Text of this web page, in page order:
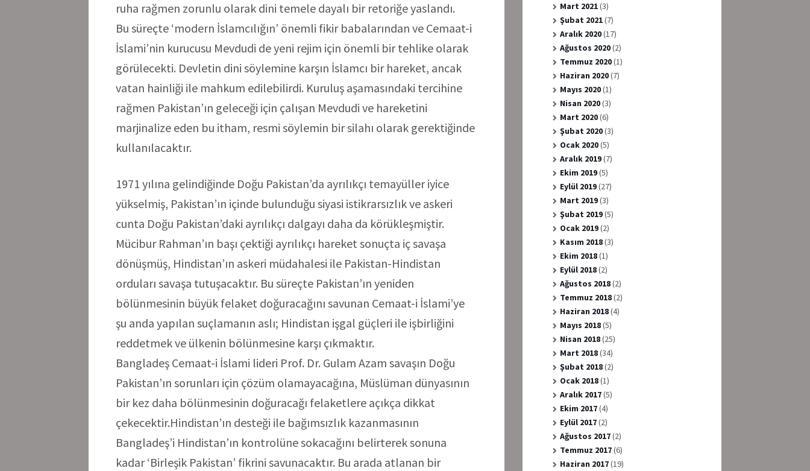
ruha rağmen zorunlu olarak dini temele dayalı bir retoriğe yaslandı.
Bu süreçte ‘modern İslamcılığın’ önemli fikir babalarından ve Cemaat-i
İslami’nin kurucusu Mevdudi de yeni rejim için önemli bir tehlike olarak
görülecekti. Devletin dini söylemine karşın İslamcı bir hareket, ancak
vatan hainliği ile mahkum edilebilirdi. Kuruluş aşamasındaki tercihine
rağmen Pakistan’ın geleceği için çalışan Mevdudi ve hareketini
marjinalize eden bu itham, resmi söylemin bir silahı olarak gerektiğinde
kullanılacaktır.
1971 yılına gelindiğinde Doğu Pakistan’da ayrılıkçı temayüller iyice
yükselmiş, Pakistan’ın içinde bulunduğu siyasi istikrarsızlık ve askeri
cunta Doğu Pakistan’daki ayrılıkçı dalgayı daha da körükleşmiştir.
Mücibur Rahman’ın başı çektiği ayrılıkçı hareket sonuçta iç savaşa
dönüşmüş, Hindistan’ın askeri müdahalesi ile Pakistan-Hindistan
orduları savaşa tutuşacaktır. Bu süreçte Pakistan’ın yeniden
bölünmesinin büyük felaket doğuracağını savunan Cemaat-i İslami’ye
şu anda yapılan suçlamanın aslı; Hindistan işgal güçleri ile işbirliğini
reddetmek ve ülkenin bölünmesine karşı çıkmaktır.
Bangladeş Cemaat-i İslami lideri Prof. Dr. Gulam Azam savaşın Doğu
Pakistan’ın sorunları için çözüm olamayacağına, Müslüman dünyasının
bir kez daha bölünmesinin doğuracağı felaketlere açıkça dikkat
çekecektir.Hindistan’ın desteği ile bağımsızlık kazanmasının
Bangladeş’i Hindistan’ın kontrolüne sokacağını belirterek sonuna
kadar ‘Birleşik Pakistan’ fikrini savunacaktır. Bu arada atlanan bir
Mart 2021(3)
Şubat 2021(7)
Aralık 2020(17)
Ağustos 2020(2)
Temmuz 2020(1)
Haziran 2020(7)
Mayıs 2020(1)
Nisan 2020(3)
Mart 2020(6)
Şubat 2020(3)
Ocak 2020(5)
Aralık 2019(7)
Ekim 2019(5)
Eylül 2019(27)
Mart 2019(3)
Şubat 2019(5)
Ocak 2019(2)
Kasım 2018(3)
Ekim 2018(1)
Eylül 2018(2)
Ağustos 2018(2)
Temmuz 2018(2)
Haziran 2018(4)
Mayıs 2018(5)
Nisan 2018(25)
Mart 2018(34)
Şubat 2018(2)
Ocak 2018(1)
Aralık 2017(5)
Ekim 2017(4)
Eylül 2017(2)
Ağustos 2017(2)
Temmuz 2017(6)
Haziran 2017(19)